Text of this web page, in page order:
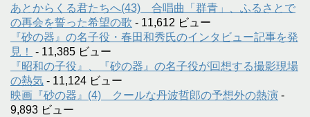
あとからくる君たちへ(43) 合唱曲「群青」、ふるさとで
の再会を誓った希望の歌 - 11,612 ビュー
『砂の器』の名子役・春田和秀氏のインタビュー記事を発
見！
- 11,385 ビュー
『昭和の子役』、『砂の器』の名子役が回想する撮影現場
の熱気 - 11,124 ビュー
映画『砂の器』(4) クールな丹波哲郎の予想外の熱演 -
9,893 ビュー